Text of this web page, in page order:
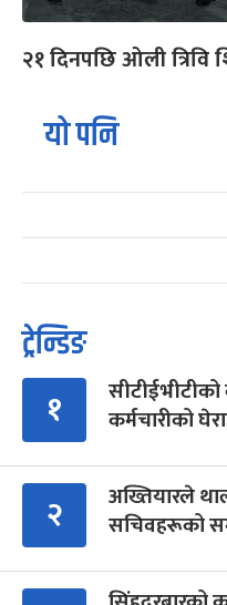
२१ दिनपछि ओली त्रिवि
यो पनि
ट्रेन्डिङ
१
सीटीईभीटीको
कर्मचारीको
२
अख्तियारले
सचिवहरूको